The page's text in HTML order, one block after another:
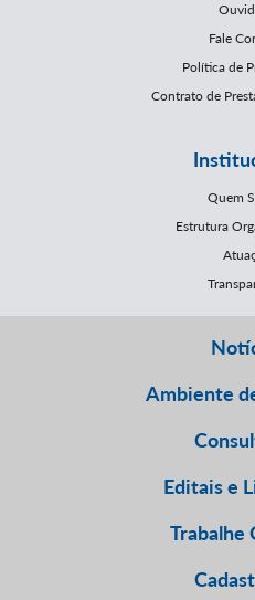
Fale
Política de
Contrato de
Quem
Estrutura
Ambiente
Editais e
Trabalhe